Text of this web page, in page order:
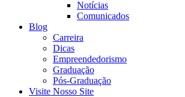
Notícias
Comunicados
Blog
Carreira
Dicas
Empreendedorismo
Graduação
Pós-Graduação
Visite Nosso Site